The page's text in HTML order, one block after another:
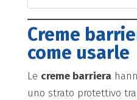
Creme
come usarle
Le creme barriera
uno strato protettivo